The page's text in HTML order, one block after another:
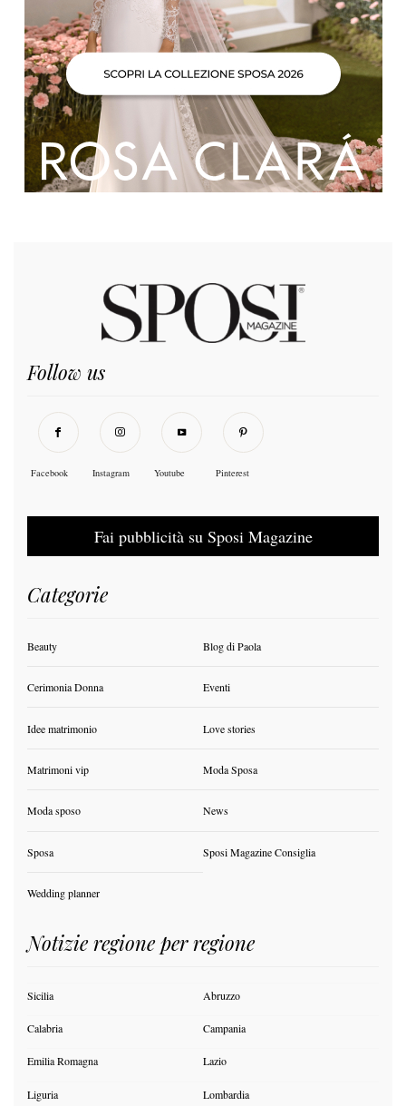
Follow us
Facebook Instagram Youtube Pinterest
Fai pubblicità su Sposi Magazine
Categorie
Beauty Blog di Paola
Cerimonia Donna Eventi
Idee matrimonio Love stories
Matrimoni vip Moda Sposa
Moda sposo News
Sposa Sposi Magazine Consiglia
Wedding planner
Notizie regione per regione
Sicilia Abruzzo
Calabria Campania
Emilia Romagna Lazio
Liguria Lombardia